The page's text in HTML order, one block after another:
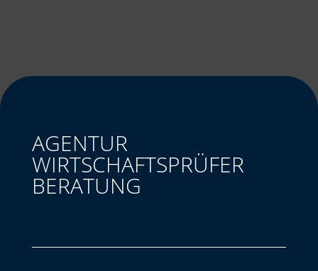
AGENTUR
WIRTSCHAFTSPRÜFER
BERATUNG